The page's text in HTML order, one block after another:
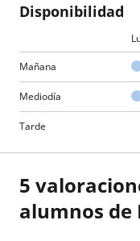
Disponibilidad
Mañana
Mediodía
Tarde
5
alumnos de